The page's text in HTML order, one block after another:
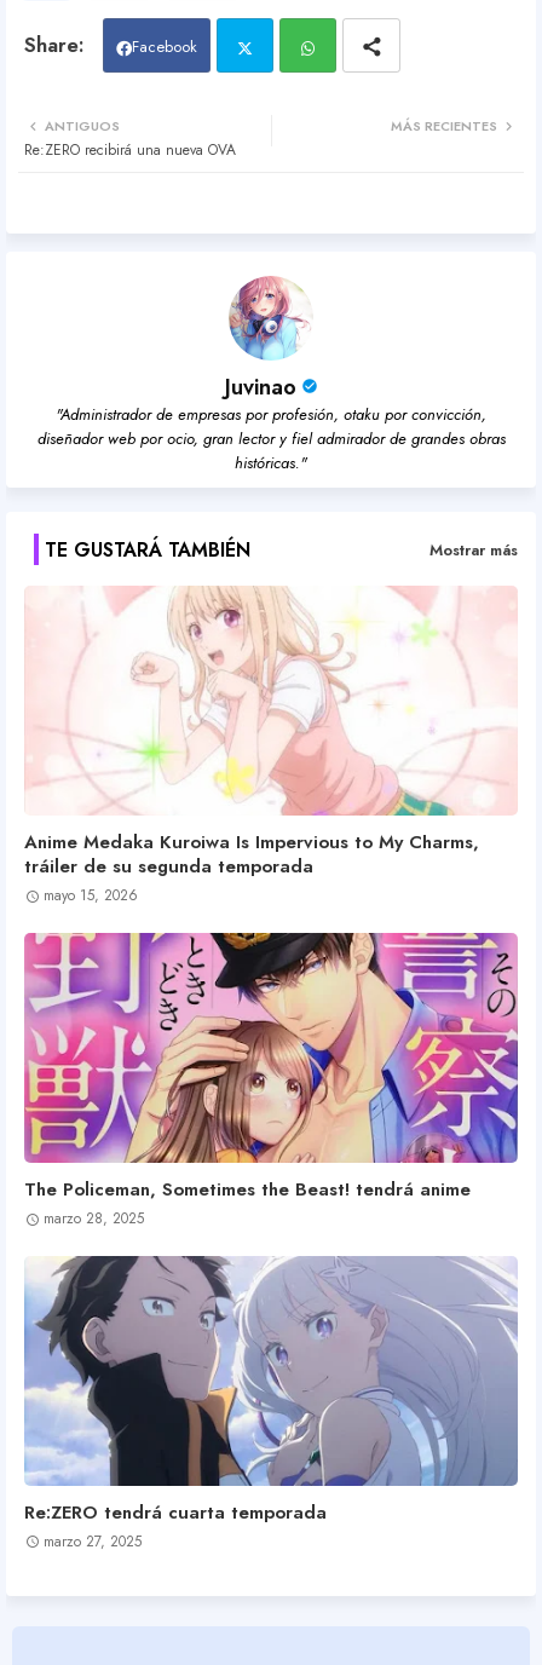
Facebook
MÁS RECIENTES
ANTIGUOS
Re:ZERO recibirá una nueva OVA
Juvinao
"Administrador de empresas por profesión, otaku por convicción,
diseñador web por ocio, gran lector y fiel admirador de grandes obras
históricas."
TE GUSTARÁ TAMBIÉN Mostrar más
Anime Medaka Kuroiwa Is Impervious to My Charms,
tráiler de su segunda temporada
mayo 15, 2026
The Policeman, Sometimes the Beast! tendrá anime
marzo 28, 2025
Re:ZERO tendrá cuarta temporada
marzo 27, 2025